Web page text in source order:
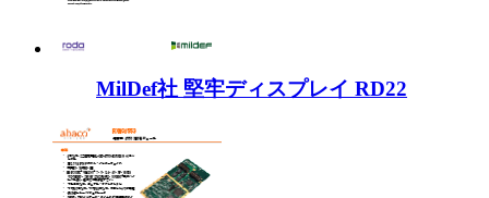
MilDef社 堅牢ディスプレイ RD22